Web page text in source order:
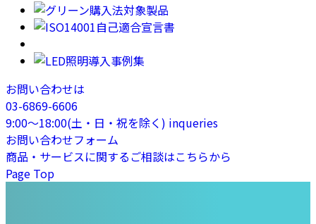
お問い合わせは
03-6869-6606
9:00〜18:00(土・日・祝を除く) inqueries
お問い合わせフォーム
商品・サービスに関するご相談はこちらから
Page Top